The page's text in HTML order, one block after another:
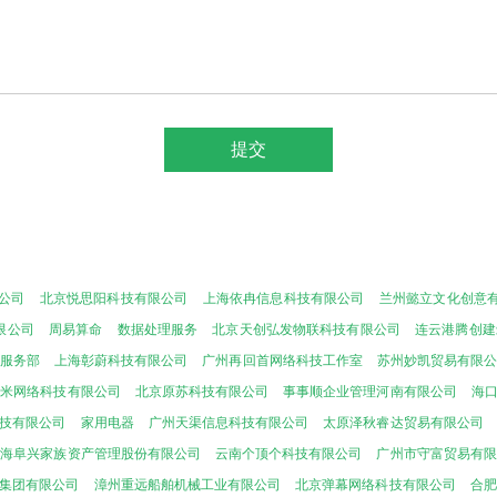
司 北京悦思阳科技有限公司 上海依冉信息科技有限公司
兰州懿立文化创意
公司
周易算命 数据处理服务 北京天创弘发物联科技有限公司
连云港腾创
务部
上海彰蔚科技有限公司 广州再回首网络科技工作室
苏州妙凯贸易有限
网络科技有限公司
北京原苏科技有限公司 事事顺企业管理河南有限公司
海
有限公司
家用电器 广州天渠信息科技有限公司
太原泽秋睿达贸易有限公司
阜兴家族资产管理股份有限公司
云南个顶个科技有限公司
广州市守富贸易有
团有限公司
漳州重远船舶机械工业有限公司 北京弹幕网络科技有限公司 合